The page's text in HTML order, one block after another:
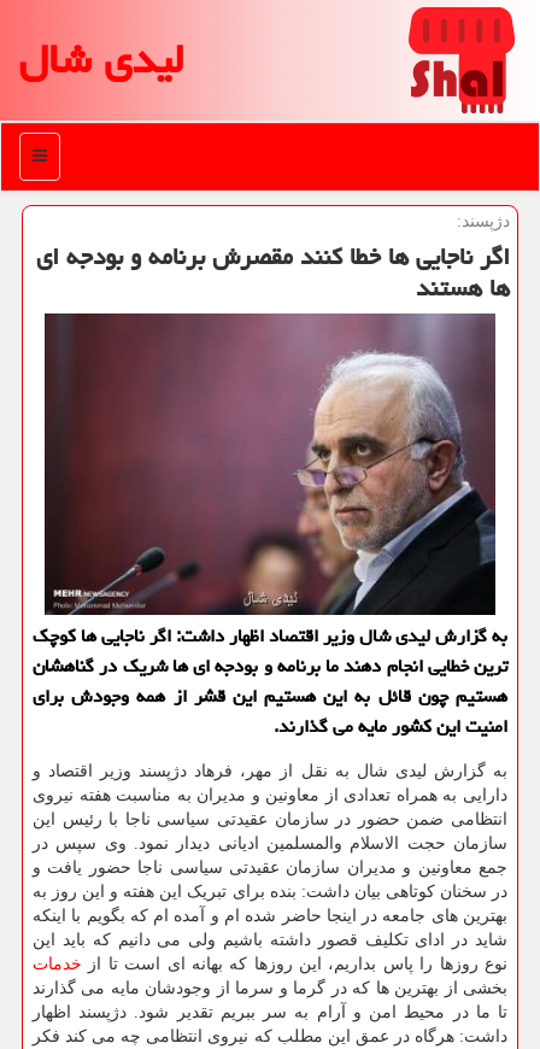
لیدی شال
منو
دژپسند:
اگر ناجایی ها خطا كنند مقصرش برنامه و بودجه ای
ها هستند
به گزارش لیدی شال وزیر اقتصاد اظهار داشت: اگر ناجایی ها كوچك
ترین خطایی انجام دهند ما برنامه و بودجه ای ها شریك در گناهشان
هستیم چون قائل به این هستیم این قشر از همه وجودش برای
امنیت این كشور مایه می گذارند.
به گزارش لیدی شال به نقل از مهر، فرهاد دژپسند وزیر اقتصاد و
دارایی به همراه تعدادی از معاونین و مدیران به مناسبت هفته نیروی
انتظامی ضمن حضور در سازمان عقیدتی سیاسی ناجا با رئیس این
سازمان حجت الاسلام والمسلمین ادیانی دیدار نمود. وی سپس در
جمع معاونین و مدیران سازمان عقیدتی سیاسی ناجا حضور یافت و
در سخنان کوتاهی بیان داشت: بنده برای تبریک این هفته و این روز به
بهترین های جامعه در اینجا حاضر شده ام و آمده ام که بگویم با اینکه
شاید در ادای تکلیف قصور داشته باشیم ولی می دانیم که باید این
نوع روزها را پاس بداریم، این روزها که بهانه ای است تا از خدمات
بخشی از بهترین ها که در گرما و سرما از وجودشان مایه می گذارند
تا ما در محیط امن و آرام به سر ببریم تقدیر شود. دژپسند اظهار
داشت: هرگاه در عمق این مطلب که نیروی انتظامی چه می کند فکر